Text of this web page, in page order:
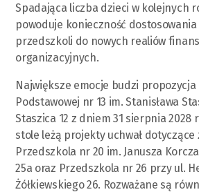
Spadająca liczba dzieci w kolejnych
powoduje konieczność dostosowania
przedszkoli do nowych realiów
organizacyjnych.
Największe emocje budzi propozycja
Podstawowej nr 13 im. Stanisława
Staszica 12 z dniem 31 sierpnia 2028
stole leżą projekty uchwał
Przedszkola nr 20 im. Janusza
25a oraz Przedszkola nr 26 przy ul.
Żółkiewskiego 26. Rozważane są